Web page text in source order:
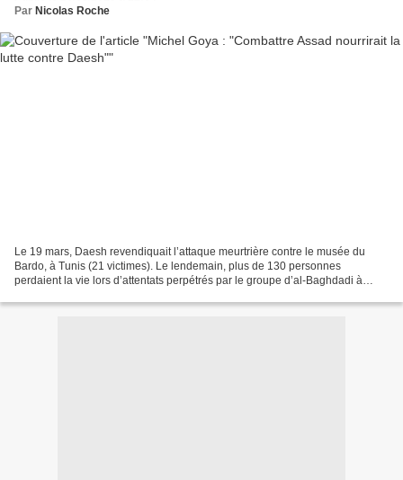
Par Nicolas Roche
Le 19 mars, Daesh revendiquait l’attaque meurtrière contre le musée du
Bardo, à Tunis (21 victimes). Le lendemain, plus de 130 personnes
perdaient la vie lors d’attentats perpétrés par le groupe d’al-Baghdadi à